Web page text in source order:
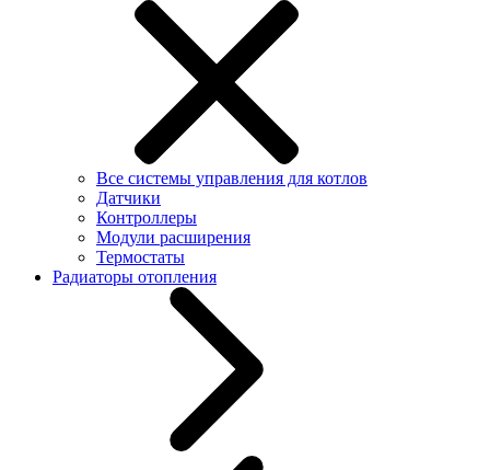
Все системы управления для котлов
Датчики
Контроллеры
Модули расширения
Термостаты
Радиаторы отопления